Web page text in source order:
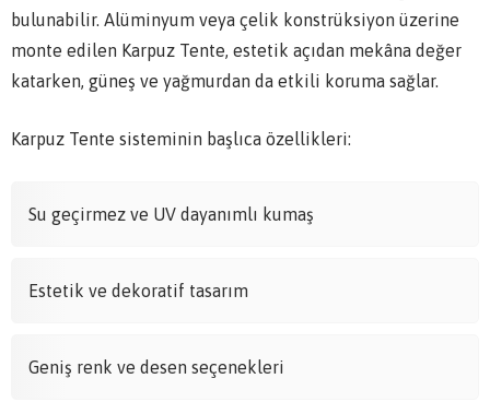
bulunabilir. Alüminyum veya çelik konstrüksiyon üzerine
monte edilen Karpuz Tente, estetik açıdan mekâna değer
katarken, güneş ve yağmurdan da etkili koruma sağlar.
Karpuz Tente sisteminin başlıca özellikleri:
Su geçirmez ve UV dayanımlı kumaş
Estetik ve dekoratif tasarım
Geniş renk ve desen seçenekleri